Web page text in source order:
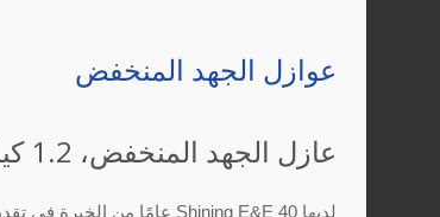
عوازل الجهد المنخفض
عازل الجهد المنخفض، 1.2 كيلو فولت، 6.6 كيلو فولت، 11 كيلو فولت